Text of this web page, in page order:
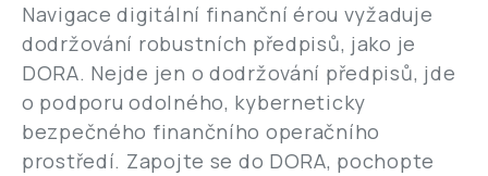
Navigace digitální finanční érou vyžaduje
dodržování robustních předpisů, jako je
DORA. Nejde jen o dodržování předpisů, jde
o podporu odolného, kyberneticky
bezpečného finančního operačního
prostředí. Zapojte se do DORA, pochopte